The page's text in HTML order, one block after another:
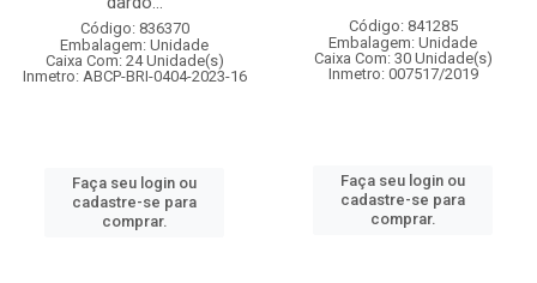
Código: 836370
Embalagem: Unidade
Caixa Com: 24 Unidade(s)
Inmetro: ABCP-BRI-0404-2023-16
Faça seu login ou
cadastre-se para
comprar.
Código: 841285
Embalagem: Unidade
Caixa Com: 30 Unidade(s)
Inmetro: 007517/2019
Faça seu login ou
cadastre-se para
comprar.